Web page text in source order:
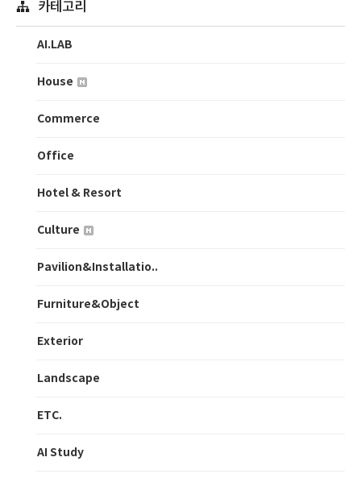
카테고리
AI.LAB
House
Commerce
Office
Hotel & Resort
Culture
Pavilion&Installatio..
Furniture&Object
Exterior
Landscape
ETC.
AI Study